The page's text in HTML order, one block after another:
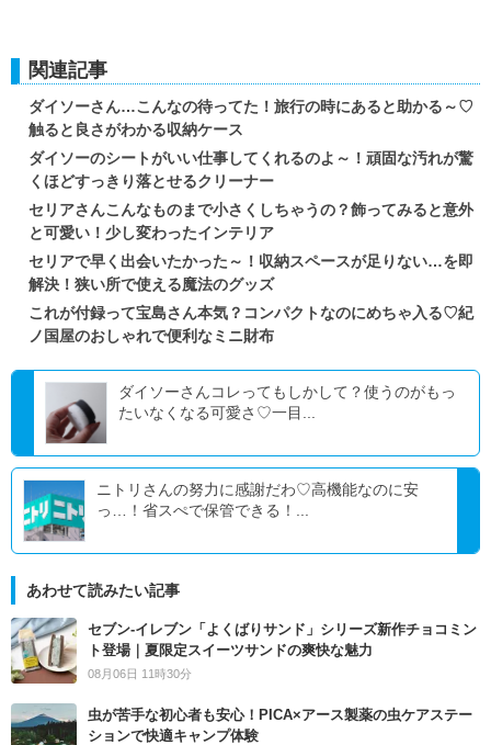
関連記事
ダイソーさん…こんなの待ってた！旅行の時にあると助かる～♡
触ると良さがわかる収納ケース
ダイソーのシートがいい仕事してくれるのよ～！頑固な汚れが驚
くほどすっきり落とせるクリーナー
セリアさんこんなものまで小さくしちゃうの？飾ってみると意外
と可愛い！少し変わったインテリア
セリアで早く出会いたかった～！収納スペースが足りない…を即
解決！狭い所で使える魔法のグッズ
これが付録って宝島さん本気？コンパクトなのにめちゃ入る♡紀
ノ国屋のおしゃれで便利なミニ財布
ダイソーさんコレってもしかして？使うのがもっ
たいなくなる可愛さ♡一目...
ニトリさんの努力に感謝だわ♡高機能なのに安
っ…！省スぺで保管できる！...
あわせて読みたい記事
セブン‐イレブン「よくばりサンド」シリーズ新作チョコミン
ト登場｜夏限定スイーツサンドの爽快な魅力
08月06日 11時30分
虫が苦手な初心者も安心！PICA×アース製薬の虫ケアステー
ションで快適キャンプ体験